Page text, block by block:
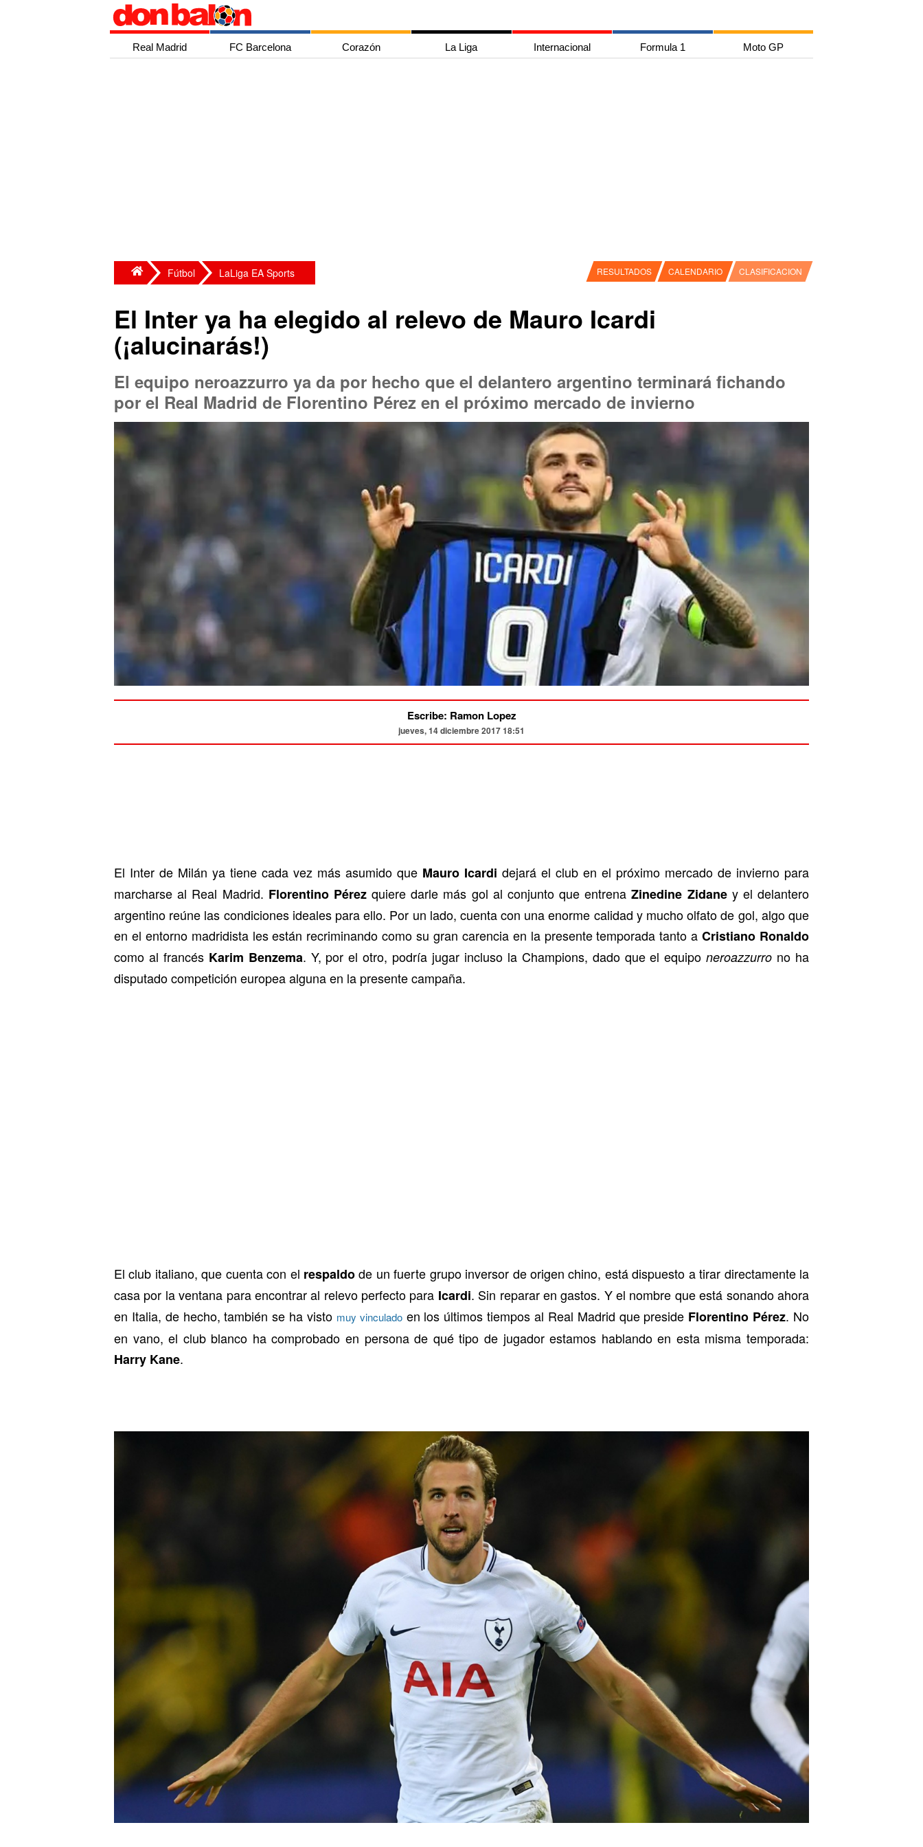
Real Madrid FC Barcelona Corazón La Liga Internacional Formula 1 Moto GP
Fútbol LaLiga EA Sports RESULTADOS CALENDARIO CLASIFICACION
El Inter ya ha elegido al relevo de Mauro Icardi
(¡alucinarás!)
El equipo neroazzurro ya da por hecho que el delantero argentino terminará fichando
por el Real Madrid de Florentino Pérez en el próximo mercado de invierno
Escribe: Ramon Lopez
jueves, 14 diciembre 2017 18:51
El Inter de Milán ya tiene cada vez más asumido que Mauro Icardi dejará el club en el próximo mercado de invierno para
marcharse al Real Madrid. Florentino Pérezquiere darle más gol al conjunto que entrenaZinedine Zidaney el delantero
argentino reúne las condiciones ideales para ello. Por un lado, cuenta con una enorme calidad y mucho olfato de gol, algo que
en el entorno madridista les están recriminando como su gran carencia en la presente temporada tanto aCristiano Ronaldo
como al francés Karim Benzema. Y, por el otro, podría jugar incluso la Champions, dado que el equiponeroazzurro no ha
disputado competición europea alguna en la presente campaña.
El club italiano, que cuenta con el respaldode un fuerte grupo inversor de origen chino, está dispuesto a tirar directamente la
casa por la ventana para encontrar al relevo perfecto para Icardi. Sin reparar en gastos. Y el nombre que está sonando ahora
en Italia, de hecho, también se ha visto muy vinculadoen los últimos tiempos al Real Madrid que preside Florentino Pérez. No
en vano, el club blanco ha comprobado en persona de qué tipo de jugador estamos hablando en esta misma temporada:
Harry Kane.